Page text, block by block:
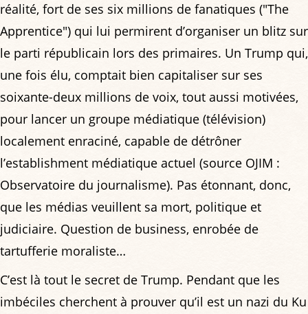
réalité, fort de ses six millions de fanatiques ("The
Apprentice") qui lui permirent d’organiser un blitz sur
le parti républicain lors des primaires. Un Trump qui,
une fois élu, comptait bien capitaliser sur ses
soixante-deux millions de voix, tout aussi motivées,
pour lancer un groupe médiatique (télévision)
localement enraciné, capable de détrôner
l’establishment médiatique actuel (source OJIM :
Observatoire du journalisme). Pas étonnant, donc,
que les médias veuillent sa mort, politique et
judiciaire. Question de business, enrobée de
tartufferie moraliste…
C’est là tout le secret de Trump. Pendant que les
imbéciles cherchent à prouver qu’il est un nazi du Ku